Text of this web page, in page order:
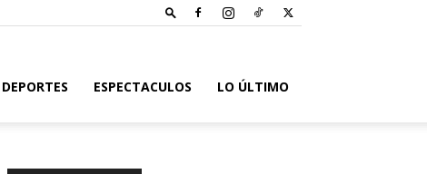
DEPORTES ESPECTACULOS LO ÚLTIMO